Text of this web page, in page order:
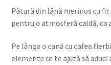
Pătură din lână merinos cu
pentru o atmosferă caldă, ca
Pe lânga o cană cu cafea
elemente ce te ajută să aduci